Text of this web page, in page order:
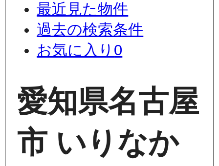
最近見た物件
過去の検索条件
お気に入り 0
愛知県名古屋
市 いりなか